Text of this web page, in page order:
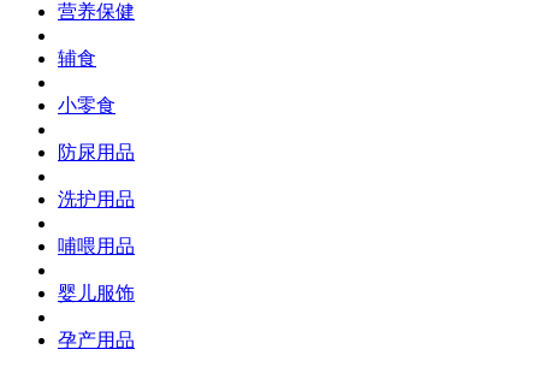
营养保健
辅食
小零食
防尿用品
洗护用品
哺喂用品
婴儿服饰
孕产用品